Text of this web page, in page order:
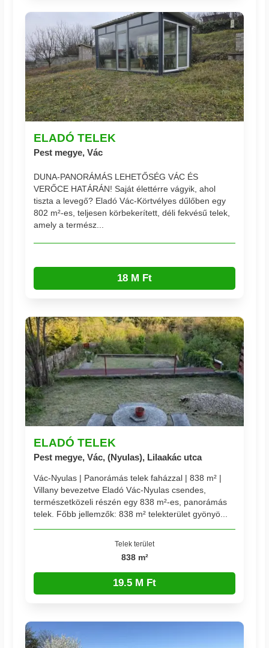
ELADÓ TELEK
Pest megye, Vác
DUNA-PANORÁMÁS LEHETŐSÉG VÁC ÉS
VERŐCE HATÁRÁN! Saját élettérre vágyik, ahol
tiszta a levegő? Eladó Vác-Körtvélyes dűlőben egy
802 m²-es, teljesen körbekerített, déli fekvésű telek,
amely a termész...
18 M Ft
ELADÓ TELEK
Pest megye, Vác, (Nyulas), Lilaakác utca
Vác-Nyulas | Panorámás telek faházzal | 838 m² |
Villany bevezetve Eladó Vác-Nyulas csendes,
természetközeli részén egy 838 m²-es, panorámás
telek. Főbb jellemzők: 838 m² telekterület gyönyö...
Telek terület
838 m²
19.5 M Ft